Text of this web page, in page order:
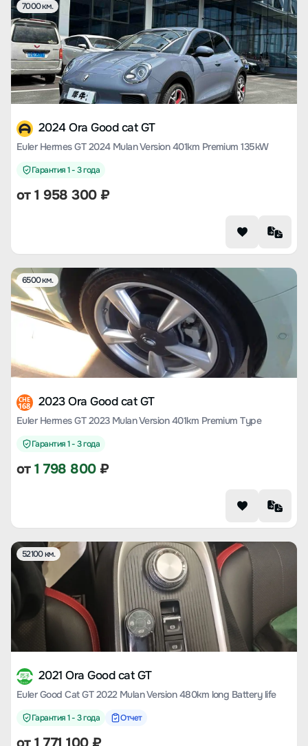
7000 км.
2024 Ora Good cat GT
Euler Hermes GT 2024 Mulan Version 401km Premium 135kW
Гарантия 1 - 3 года
от1 958 300₽
6500 км.
CHE
168 2023 Ora Good cat GT
Euler Hermes GT 2023 Mulan Version 401km Premium Type
Гарантия 1 - 3 года
от1 798 800₽
52100 км.
2021 Ora Good cat GT
Euler Good Cat GT 2022 Mulan Version 480km long Battery life
Гарантия 1 - 3 года Отчет